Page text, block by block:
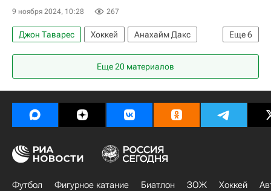
9 ноября 2024, 10:28 267
Еще6
Джон Таварес Хоккей
Анахайм Дакс
Спорт
Кирилл Капризов
Брэндон Танев
Вегас Голден Найтс
Национальная хоккейная лига (НХЛ)
Еще 20 материалов
Футбол Фигурное катание Биатлон ЗОЖ Хоккей